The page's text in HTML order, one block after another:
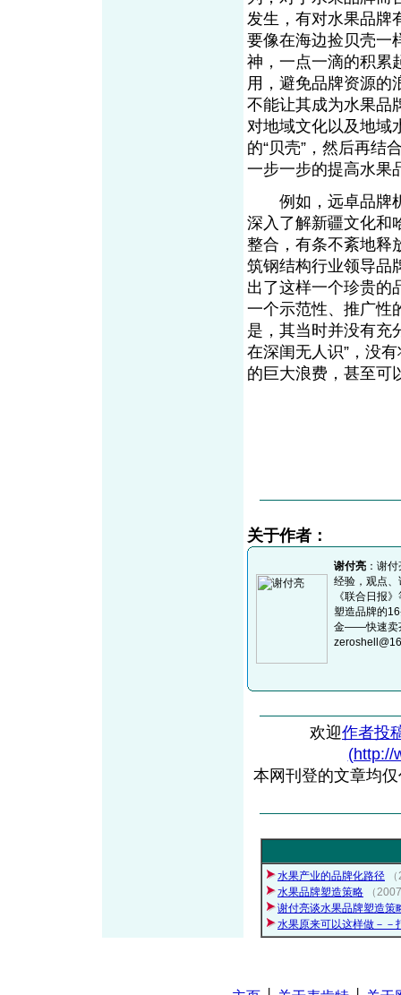
发生，有对水果品牌
要像在海边捡贝壳一
神，一点一滴的积累
用，避免品牌资源的
不能让其成为水果品
对地域文化以及地域
的“贝壳”，然后再结
一步一步的提高水果
例如，远卓品牌机
深入了解新疆文化和
整合，有条不紊地释
筑钢结构行业领导品
出了这样一个珍贵的
一个示范性、推广
是，其当时并没有充
在深闺无人识”，没
的巨大浪费，甚至可
关于作者：
谢付亮 ：谢
经验，观点
《联合日报
塑造品牌的
金——快速卖
欢迎作者投
(http://
本网刊登的文章均
水果产业的品牌化路径
水果品牌塑造策略
（
谢付亮谈水果品牌塑造策
水果原来可以这样做－－